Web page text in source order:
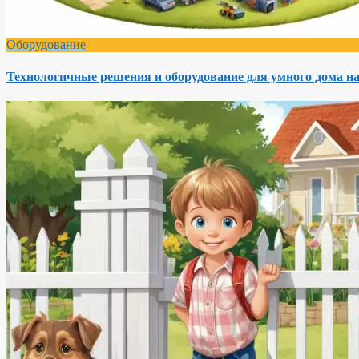
Оборудование
Технологичные решения и оборудование для умного дома